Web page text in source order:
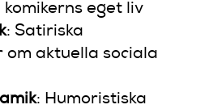
eget liv
: Satiriska
om aktuella sociala
: Humoristiska